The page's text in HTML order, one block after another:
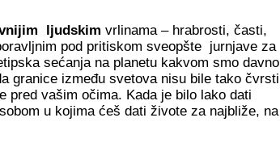
ljudskim vrlinama – hrabrosti, časti,
pod pritiskom sveopšte jurnjave za
sećanja na planetu kakvom smo davno
granice između svetova nisu bile tako čvrsti
pred vašim očima. Kada je bilo lako dati
u kojima ćeš dati živote za najbliže, na